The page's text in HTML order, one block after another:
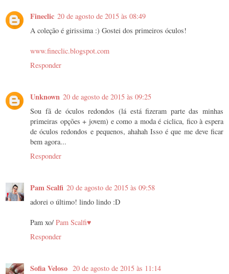
Fineclic 20 de agosto de 2015 às 08:49
A coleção é girissima :) Gostei dos primeiros óculos!
www.fineclic.blogspot.com
Responder
Unknown 20 de agosto de 2015 às 09:25
Sou fã de óculos redondos (lá está fizeram parte das minhas
primeiras opções + jovem) e como a moda é ciclica, fico à espera
de óculos redondos e pequenos, ahahah Isso é que me deve ficar
bem agora...
Responder
Pam Scalfi 20 de agosto de 2015 às 09:58
adorei o último! lindo lindo :D
Pam xo/ Pam Scalfi♥
Responder
Sofia Veloso 20 de agosto de 2015 às 11:14